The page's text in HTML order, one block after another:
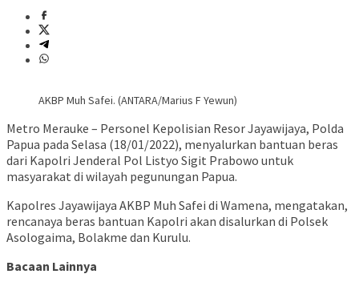
AKBP Muh Safei. (ANTARA/Marius F Yewun)
Metro Merauke – Personel Kepolisian Resor Jayawijaya, Polda
Papua pada Selasa (18/01/2022), menyalurkan bantuan beras
dari Kapolri Jenderal Pol Listyo Sigit Prabowo untuk
masyarakat di wilayah pegunungan Papua.
Kapolres Jayawijaya AKBP Muh Safei di Wamena, mengatakan,
rencanaya beras bantuan Kapolri akan disalurkan di Polsek
Asologaima, Bolakme dan Kurulu.
Bacaan Lainnya